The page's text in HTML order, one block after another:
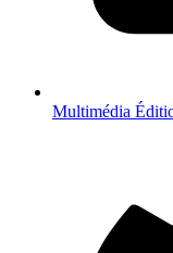
Multimédia